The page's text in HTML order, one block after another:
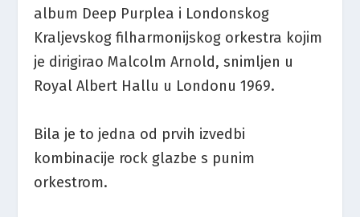
album Deep Purplea i Londonskog
Kraljevskog filharmonijskog orkestra kojim
je dirigirao Malcolm Arnold, snimljen u
Royal Albert Hallu u Londonu 1969.
Bila je to jedna od prvih izvedbi
kombinacije rock glazbe s punim
orkestrom.